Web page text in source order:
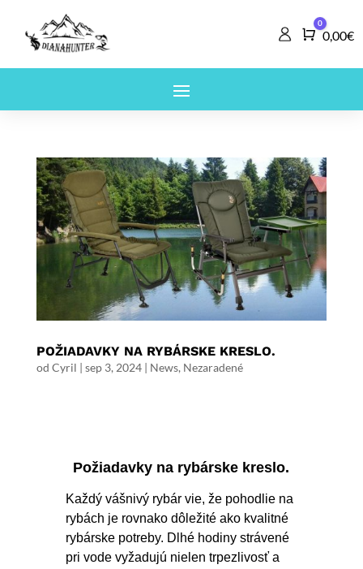
Košík
0
0,00€
POŽIADAVKY NA RYBÁRSKE KRESLO.
od Cyril sep 3, 2024| News, Nezaradené
Požiadavky na rybárske kreslo.
Každý vášnivý rybár vie, že pohodlie na
rybách je rovnako dôležité ako kvalitné
rybárske potreby. Dlhé hodiny strávené
pri vode vyžadujú nielen trpezlivosť a